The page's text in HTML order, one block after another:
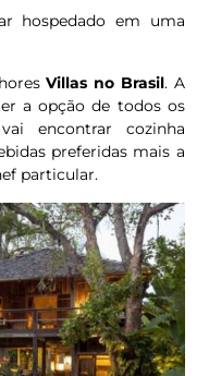
hospedado em uma
Villas no Brasil. A
a opção de todos os
encontrar cozinha
preferidas mais a
particular.